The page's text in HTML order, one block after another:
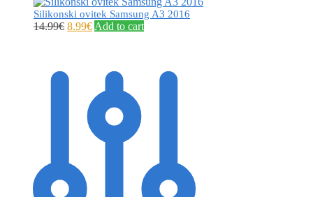
Silikonski ovitek Samsung A3 2016
14.99€ 8.99€ Add to cart